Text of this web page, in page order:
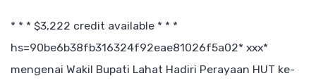
* * * $3,222 credit available * * *
hs=90be6b38fb316324f92eae81026f5a02* ххх*
mengenai Wakil Bupati Lahat Hadiri Perayaan HUT ke-